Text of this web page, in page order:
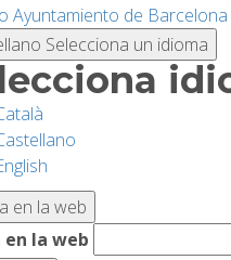
Selecciona un idioma
en la web
en la web